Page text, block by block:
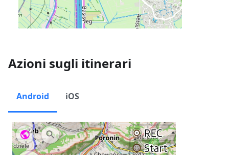
Azioni sugli itinerari
Android iOS